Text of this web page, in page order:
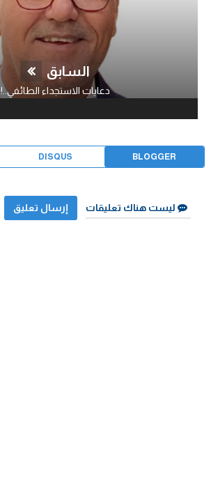
السابق
دعايات الاستجداء الطائفي..!
BLOGGER
DISQUS
ليست هناك تعليقات إرسال تعليق